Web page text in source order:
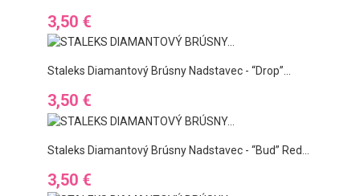
Ár
3,50 €
Staleks Diamantový Brúsny Nadstavec - “drop”...
Ár
3,50 €
Staleks Diamantový Brúsny Nadstavec - “bud” Red...
Ár
3,50 €